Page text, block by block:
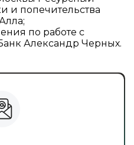
и попечительства
по работе с
Александр Черных.